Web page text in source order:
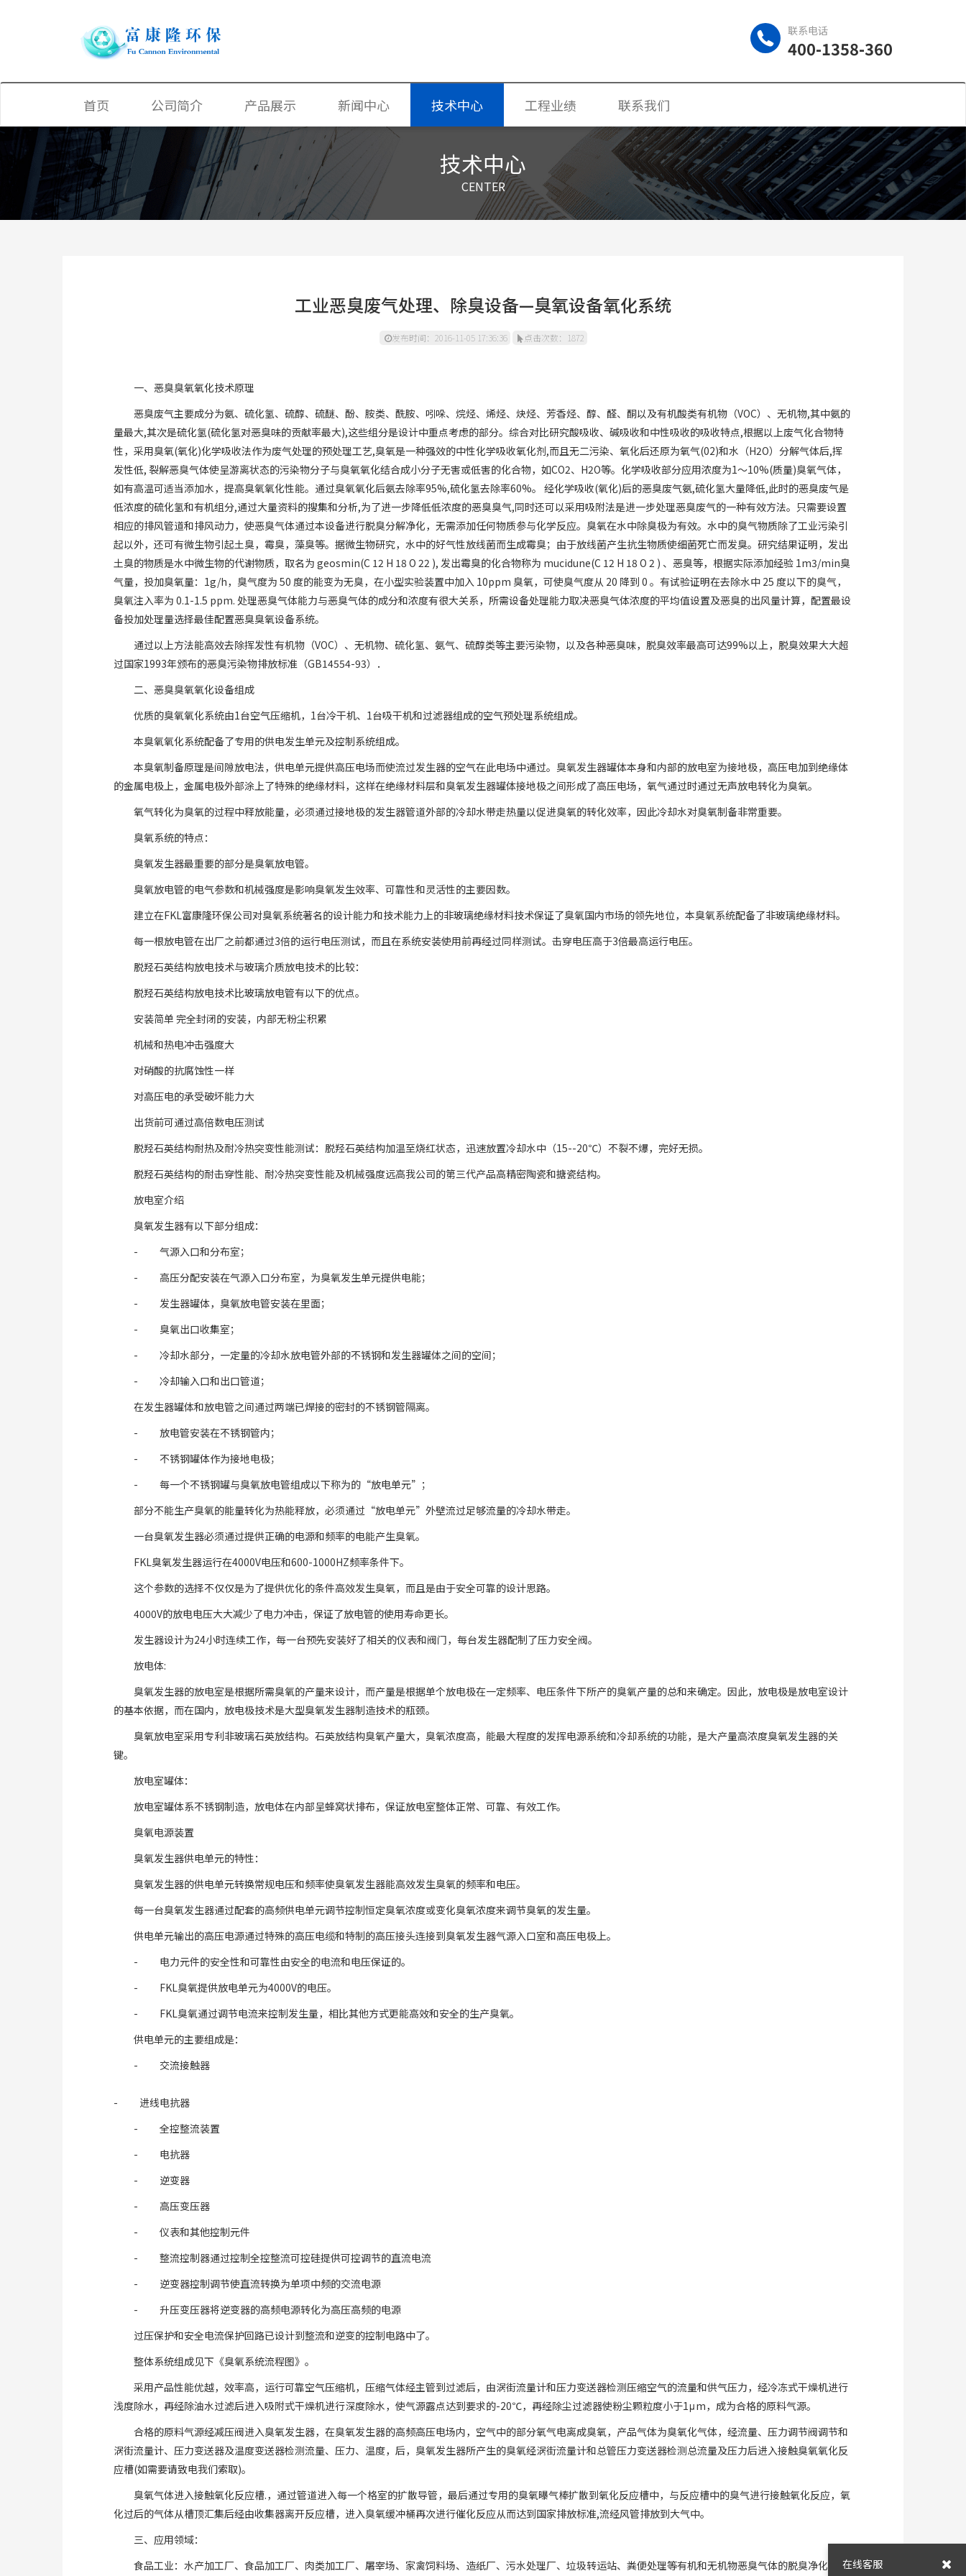
联系电话
400-1358-360
首页 公司简介 产品展示
大型臭氧发生器
中小型臭氧发生器
PSA制氧设备
果蔬农药降解消毒设备
家用臭氧消毒机
气水混合装置
臭氧配套设备
新闻中心
行业动态
臭氧技术
技术中心 工程业绩 联系我们
技术中心
CENTER
工业恶臭废气处理、除臭设备—臭氧设备氧化系统
发布时间：2016-11-05 17:36:36 点击次数：1872
一、恶臭臭氧氧化技术原理
恶臭废气主要成分为氨、硫化氢、硫醇、硫醚、酚、胺类、酰胺、吲哚、烷烃、烯烃、炔烃、芳香烃、醇、醛、酮以及有机酸类有机物（VOC）、无机物,其中氨的
量最大,其次是硫化氢(硫化氢对恶臭味的贡献率最大),这些组分是设计中重点考虑的部分。综合对比研究酸吸收、碱吸收和中性吸收的吸收特点,根据以上废气化合物特
性，采用臭氧(氧化)化学吸收法作为废气处理的预处理工艺,臭氧是一种强效的中性化学吸收氧化剂,而且无二污染、氧化后还原为氧气(02)和水（H2O）分解气体后,挥
发性低, 裂解恶臭气体使呈游离状态的污染物分子与臭氧氧化结合成小分子无害或低害的化合物，如CO2、H2O等。化学吸收部分应用浓度为1～10%(质量)臭氧气体，
如有高温可适当添加水，提高臭氧氧化性能。通过臭氧氧化后氨去除率95%,硫化氢去除率60%。 经化学吸收(氧化)后的恶臭废气氨,硫化氢大量降低,此时的恶臭废气是
低浓度的硫化氢和有机组分,通过大量资料的搜集和分析,为了进一步降低低浓度的恶臭臭气,同时还可以采用吸附法是进一步处理恶臭废气的一种有效方法。只需要设置
相应的排风管道和排风动力，使恶臭气体通过本设备进行脱臭分解净化，无需添加任何物质参与化学反应。臭氧在水中除臭极为有效。水中的臭气物质除了工业污染引
起以外，还可有微生物引起土臭，霉臭，藻臭等。据微生物研究，水中的好气性放线菌而生成霉臭；由于放线菌产生抗生物质使细菌死亡而发臭。研究结果证明，发出
土臭的物质是水中微生物的代谢物质，取名为 geosmin(C 12 H 18 O 22 ), 发出霉臭的化合物称为 mucidune(C 12 H 18 O 2 ) 、恶臭等，根据实际添加经验 1m3/min臭
气量，投加臭氧量：1g/h，臭气度为 50 度的能变为无臭，在小型实验装置中加入 10ppm 臭氧，可使臭气度从 20 降到 0 。有试验证明在去除水中 25 度以下的臭气，
臭氧注入率为 0.1-1.5 ppm. 处理恶臭气体能力与恶臭气体的成分和浓度有很大关系，所需设备处理能力取决恶臭气体浓度的平均值设置及恶臭的出风量计算，配置最设
备投加处理量选择最佳配置恶臭臭氧设备系统。
通过以上方法能高效去除挥发性有机物（VOC）、无机物、硫化氢、氨气、硫醇类等主要污染物，以及各种恶臭味，脱臭效率最高可达99%以上，脱臭效果大大超
过国家1993年颁布的恶臭污染物排放标准（GB14554-93）．
二、恶臭臭氧氧化设备组成
优质的臭氧氧化系统由1台空气压缩机，1台冷干机、1台吸干机和过滤器组成的空气预处理系统组成。
本臭氧氧化系统配备了专用的供电发生单元及控制系统组成。
本臭氧制备原理是间隙放电法，供电单元提供高压电场而使流过发生器的空气在此电场中通过。臭氧发生器罐体本身和内部的放电室为接地极，高压电加到绝缘体
的金属电极上，金属电极外部涂上了特殊的绝缘材料，这样在绝缘材料层和臭氧发生器罐体接地极之间形成了高压电场，氧气通过时通过无声放电转化为臭氧。
氧气转化为臭氧的过程中释放能量，必须通过接地极的发生器管道外部的冷却水带走热量以促进臭氧的转化效率，因此冷却水对臭氧制备非常重要。
臭氧系统的特点：
臭氧发生器最重要的部分是臭氧放电管。
臭氧放电管的电气参数和机械强度是影响臭氧发生效率、可靠性和灵活性的主要因数。
建立在FKL富康隆环保公司对臭氧系统著名的设计能力和技术能力上的非玻璃绝缘材料技术保证了臭氧国内市场的领先地位，本臭氧系统配备了非玻璃绝缘材料。
每一根放电管在出厂之前都通过3倍的运行电压测试，而且在系统安装使用前再经过同样测试。击穿电压高于3倍最高运行电压。
脱羟石英结构放电技术与玻璃介质放电技术的比较：
脱羟石英结构放电技术比玻璃放电管有以下的优点。
安装简单 完全封闭的安装，内部无粉尘积累
机械和热电冲击强度大
对硝酸的抗腐蚀性一样
对高压电的承受破坏能力大
出货前可通过高倍数电压测试
脱羟石英结构耐热及耐冷热突变性能测试：脱羟石英结构加温至烧红状态，迅速放置冷却水中（15--20℃）不裂不爆，完好无损。
脱羟石英结构的耐击穿性能、耐冷热突变性能及机械强度远高我公司的第三代产品高精密陶瓷和搪瓷结构。
放电室介绍
臭氧发生器有以下部分组成：
- 气源入口和分布室；
- 高压分配安装在气源入口分布室，为臭氧发生单元提供电能；
- 发生器罐体，臭氧放电管安装在里面；
- 臭氧出口收集室；
- 冷却水部分，一定量的冷却水放电管外部的不锈钢和发生器罐体之间的空间；
- 冷却输入口和出口管道；
在发生器罐体和放电管之间通过两端已焊接的密封的不锈钢管隔离。
- 放电管安装在不锈钢管内；
- 不锈钢罐体作为接地电极；
- 每一个不锈钢罐与臭氧放电管组成以下称为的“放电单元”；
部分不能生产臭氧的能量转化为热能释放，必须通过“放电单元”外壁流过足够流量的冷却水带走。
一台臭氧发生器必须通过提供正确的电源和频率的电能产生臭氧。
FKL臭氧发生器运行在4000V电压和600-1000HZ频率条件下。
这个参数的选择不仅仅是为了提供优化的条件高效发生臭氧，而且是由于安全可靠的设计思路。
4000V的放电电压大大减少了电力冲击，保证了放电管的使用寿命更长。
发生器设计为24小时连续工作，每一台预先安装好了相关的仪表和阀门，每台发生器配制了压力安全阀。
放电体:
臭氧发生器的放电室是根据所需臭氧的产量来设计，而产量是根据单个放电极在一定频率、电压条件下所产的臭氧产量的总和来确定。因此，放电极是放电室设计
的基本依据，而在国内，放电极技术是大型臭氧发生器制造技术的瓶颈。
臭氧放电室采用专利非玻璃石英放结构。石英放结构臭氧产量大，臭氧浓度高，能最大程度的发挥电源系统和冷却系统的功能，是大产量高浓度臭氧发生器的关
键。
放电室罐体：
放电室罐体系不锈钢制造，放电体在内部呈蜂窝状排布，保证放电室整体正常、可靠、有效工作。
臭氧电源装置
臭氧发生器供电单元的特性：
臭氧发生器的供电单元转换常规电压和频率使臭氧发生器能高效发生臭氧的频率和电压。
每一台臭氧发生器通过配套的高频供电单元调节控制恒定臭氧浓度或变化臭氧浓度来调节臭氧的发生量。
供电单元输出的高压电源通过特殊的高压电缆和特制的高压接头连接到臭氧发生器气源入口室和高压电极上。
- 电力元件的安全性和可靠性由安全的电流和电压保证的。
- FKL臭氧提供放电单元为4000V的电压。
- FKL臭氧通过调节电流来控制发生量，相比其他方式更能高效和安全的生产臭氧。
供电单元的主要组成是：
- 交流接触器
- 进线电抗器
- 全控整流装置
- 电抗器
- 逆变器
- 高压变压器
- 仪表和其他控制元件
- 整流控制器通过控制全控整流可控硅提供可控调节的直流电流
- 逆变器控制调节使直流转换为单项中频的交流电源
- 升压变压器将逆变器的高频电源转化为高压高频的电源
过压保护和安全电流保护回路已设计到整流和逆变的控制电路中了。
整体系统组成见下《臭氧系统流程图》。
采用产品性能优越，效率高，运行可靠空气压缩机，压缩气体经主管到过滤后，由涡街流量计和压力变送器检测压缩空气的流量和供气压力，经冷冻式干燥机进行
浅度除水，再经除油水过滤后进入吸附式干燥机进行深度除水，使气源露点达到要求的-20℃，再经除尘过滤器使粉尘颗粒度小于1μm，成为合格的原料气源。
合格的原料气源经减压阀进入臭氧发生器，在臭氧发生器的高频高压电场内，空气中的部分氧气电离成臭氧，产品气体为臭氧化气体，经流量、压力调节阀调节和
涡街流量计、压力变送器及温度变送器检测流量、压力、温度，后，臭氧发生器所产生的臭氧经涡街流量计和总管压力变送器检测总流量及压力后进入接触臭氧氧化反
应槽(如需要请致电我们索取)。
臭氧气体进入接触氧化反应槽.，通过管道进入每一个格室的扩散导管，最后通过专用的臭氧曝气棒扩散到氧化反应槽中，与反应槽中的臭气进行接触氧化反应，氧
化过后的气体从槽顶汇集后经由收集器离开反应槽，进入臭氧缓冲桶再次进行催化反应从而达到国家排放标准,流经风管排放到大气中。
三、应用领域：
食品工业：水产加工厂、食品加工厂、肉类加工厂、屠宰场、家禽饲料场、造纸厂、污水处理厂、垃圾转运站、粪便处理等有机和无机物恶臭气体的脱臭净化处
在线客服